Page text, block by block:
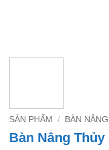
SẢN PHẨM / BÀN
Bàn Nâng